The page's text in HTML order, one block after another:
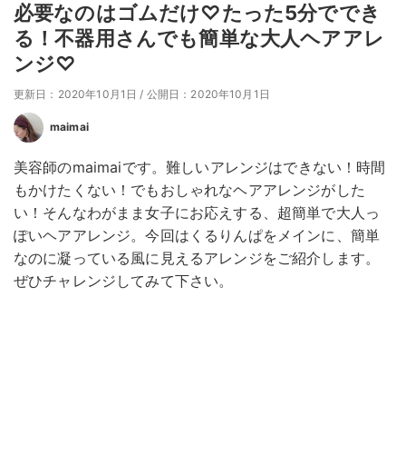
必要なのはゴムだけ♡たった5分ででき
る！不器用さんでも簡単な大人ヘアアレ
ンジ♡
更新日：2020年10月1日 / 公開日：2020年10月1日
maimai
美容師のmaimaiです。難しいアレンジはできない！時間
もかけたくない！でもおしゃれなヘアアレンジがした
い！そんなわがまま女子にお応えする、超簡単で大人っ
ぽいヘアアレンジ。今回はくるりんぱをメインに、簡単
なのに凝っている風に見えるアレンジをご紹介します。
ぜひチャレンジしてみて下さい。